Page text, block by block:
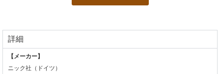
詳細
【メーカー】
ニック社（ドイツ）